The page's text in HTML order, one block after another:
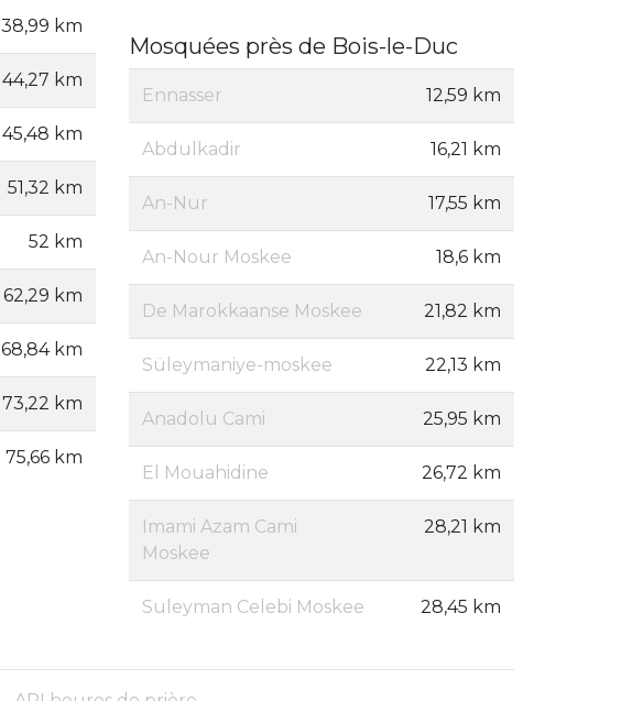
38,99 km
44,27 km
45,48 km
51,32 km
52 km
62,29 km
68,84 km
73,22 km
75,66 km
Mosquées près de Bois-le-Duc
Ennasser 12,59 km
Abdulkadir 16,21 km
An-Nur 17,55 km
An-Nour Moskee 18,6 km
De Marokkaanse Moskee 21,82 km
Süleymaniye-moskee 22,13 km
Anadolu Cami 25,95 km
El Mouahidine 26,72 km
Imami Azam Cami
Moskee
28,21 km
Suleyman Celebi Moskee 28,45 km